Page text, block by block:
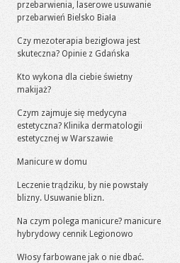
przebarwienia, laserowe usuwanie
przebarwień Bielsko Biała
Czy mezoterapia bezigłowa jest
skuteczna? Opinie z Gdańska
Kto wykona dla ciebie świetny
makijaż?
Czym zajmuje się medycyna
estetyczna? Klinika dermatologii
estetycznej w Warszawie
Manicure w domu
Leczenie trądziku, by nie powstały
blizny. Usuwanie blizn.
Na czym polega manicure? manicure
hybrydowy cennik Legionowo
Włosy farbowane jak o nie dbać.